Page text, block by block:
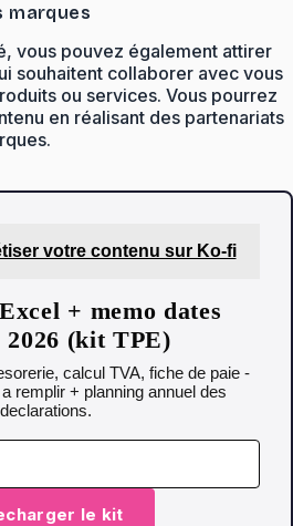
marques
vous pouvez également attirer
souhaitent collaborer avec vous
ou services. Vous pourrez
en réalisant des partenariats
votre contenu sur Ko-fi
+ memo dates
2026 (kit TPE)
calcul TVA, fiche de paie -
remplir + planning annuel des
declarations.
le kit